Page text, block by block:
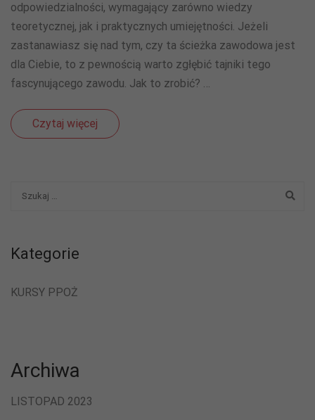
odpowiedzialności, wymagający zarówno wiedzy
teoretycznej, jak i praktycznych umiejętności. Jeżeli
zastanawiasz się nad tym, czy ta ścieżka zawodowa jest
dla Ciebie, to z pewnością warto zgłębić tajniki tego
fascynującego zawodu. Jak to zrobić? …
Czytaj więcej
Kategorie
KURSY PPOŻ
Archiwa
LISTOPAD 2023